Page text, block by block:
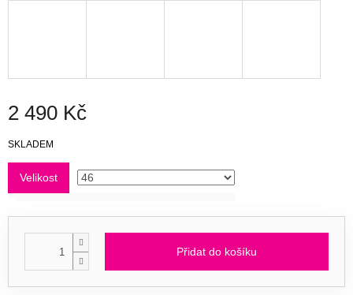
2 490 Kč
Měrná
SKLADEM
Velikost
Přidat do košíku